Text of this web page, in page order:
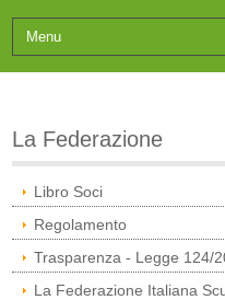
La Federazione
Libro Soci
Regolamento
Trasparenza - Legge 124/
La Federazione Italiana